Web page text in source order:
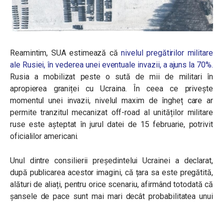
Reamintim, SUA estimează cănivelul pregătirilor militare
ale Rusiei, în vederea unei eventuale invazii, a ajuns la 70%.
Rusia a mobilizat peste o sută de mii de militari în
apropierea graniței cu Ucraina.
În ceea ce privește
momentul unei invazii, nivelul maxim de îngheț care ar
permite tranzitul mecanizat off-road al unităților militare
ruse este așteptat în jurul datei de 15 februarie, potrivit
oficialilor americani.
Unul dintre consilierii președintelui Ucrainei a declarat,
după publicarea acestor imagini, că țara sa este pregătită,
alături de aliați, pentru orice scenariu, afirmând totodată că
șansele de pace sunt mai mari decât probabilitatea unui